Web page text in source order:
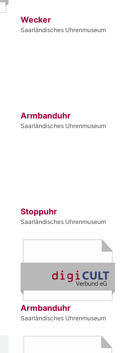
Wecker
Saarländisches Uhrenmuseum
Armbanduhr
Saarländisches Uhrenmuseum
Stoppuhr
Saarländisches Uhrenmuseum
Armbanduhr
Saarländisches Uhrenmuseum